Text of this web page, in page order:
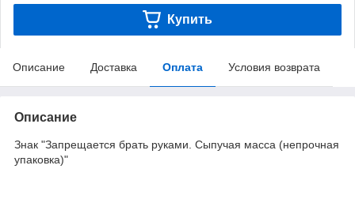
Купить
Описание Доставка Оплата Условия возврата
Описание
Знак "Запрещается брать руками. Сыпучая масса (непрочная
упаковка)"